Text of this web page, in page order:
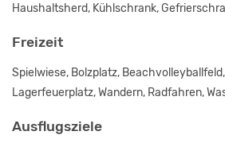
Haushaltsherd, Kühlschrank,
Freizeit
Spielwiese, Bolzplatz,
Lagerfeuerplatz, Wandern, Radfahren,
Ausflugsziele